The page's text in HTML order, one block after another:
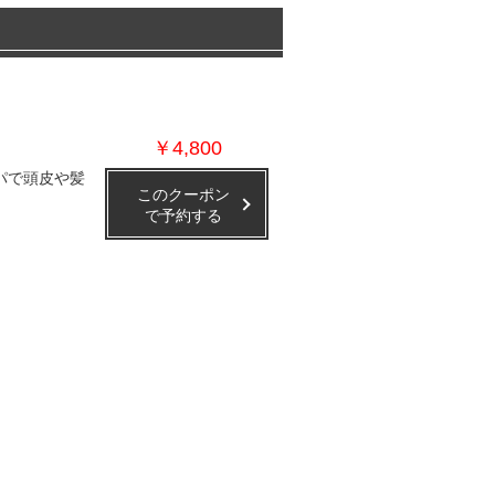
で頭皮や髪
￥4,800
このクーポン
で予約する